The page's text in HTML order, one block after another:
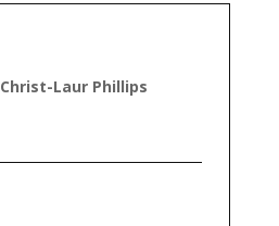
Christ-Laur Phillips